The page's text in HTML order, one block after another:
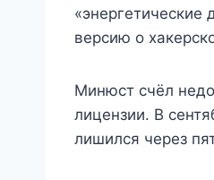
«энергетические
версию о
Минюст счёл
лицензии. В
лишился через